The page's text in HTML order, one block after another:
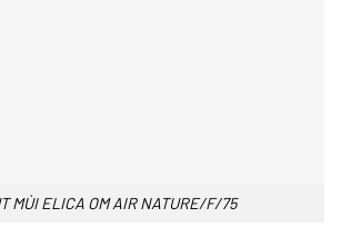
MÙI ELICA OM AIR NATURE/F/75